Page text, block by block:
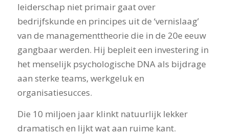
leiderschap niet primair gaat over
bedrijfskunde en principes uit de ‘vernislaag’
van de managementtheorie die in de 20e eeuw
gangbaar werden. Hij bepleit een investering in
het menselijk psychologische DNA als bijdrage
aan sterke teams, werkgeluk en
organisatiesucces.
Die 10 miljoen jaar klinkt natuurlijk lekker
dramatisch en lijkt wat aan ruime kant.